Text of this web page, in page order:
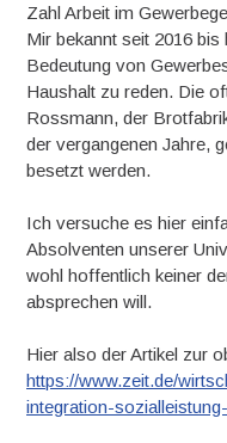
Zahl Arbeit im
Mir bekannt seit 2016
Bedeutung von
Haushalt zu reden. Die
Rossmann, der
der vergangenen Jahre,
besetzt werden.
Ich versuche es hier
Absolventen unserer
wohl hoffentlich keiner
absprechen will.
Hier also der Artikel zur
https://www.zeit.de/
integration-